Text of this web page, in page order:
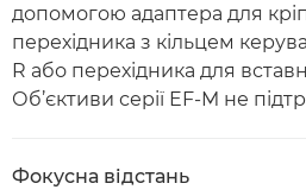
допомогою адаптера для
перехідника з кільцем
R або перехідника для
Об’єктиви серії EF-M не
Фокусна відстань